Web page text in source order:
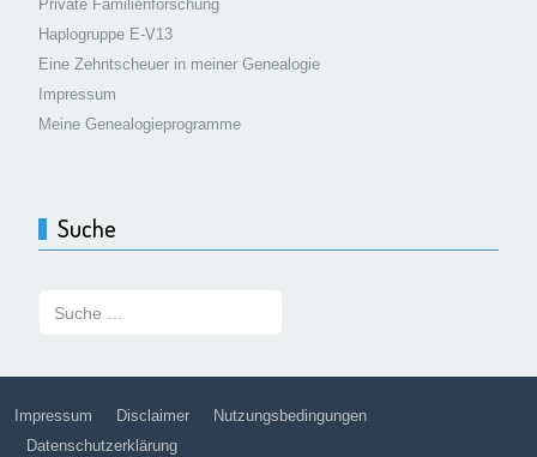
Private Familienforschung
Haplogruppe E-V13
Eine Zehntscheuer in meiner Genealogie
Impressum
Meine Genealogieprogramme
Suche
Impressum Disclaimer
Nutzungsbedingungen
Datenschutzerklärung